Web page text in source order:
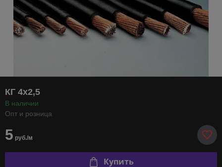
КГ 4х2,5
В наличии
Опт и розница
5 руб./м
Купить